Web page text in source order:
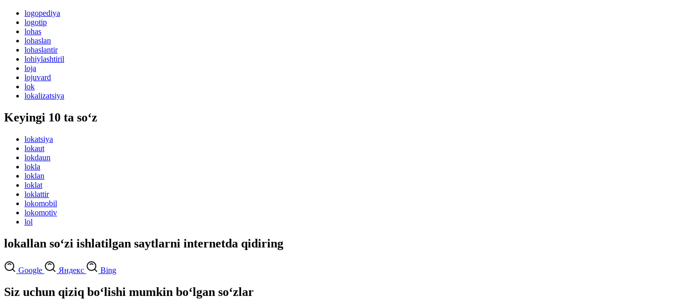
logopediya
logotip
lohas
lohaslan
lohaslantir
lohiylashtiril
loja
lojuvard
lok
lokalizatsiya
Keyingi 10 ta so‘z
lokatsiya
lokaut
lokdaun
lokla
loklan
loklat
loklattir
lokomobil
lokomotiv
lol
lokallan so‘zi ishlatilgan saytlarni internetda qidiring
Google Яндекс Bing
Siz uchun qiziq bo‘lishi mumkin bo‘lgan so‘zlar